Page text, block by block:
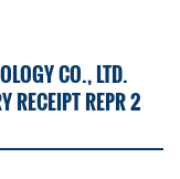
CO., LTD.
RECEIPT REPR 2